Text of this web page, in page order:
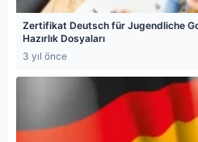
Zertifikat Deutsch für Jugendliche
Hazırlık Dosyaları
3 yıl önce